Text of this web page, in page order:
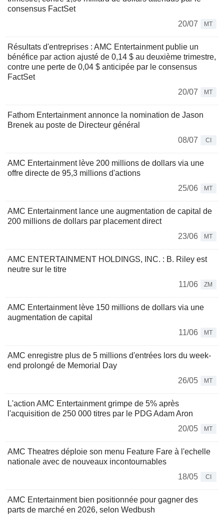
consensus FactSet
20/07
MT
Résultats d'entreprises : AMC Entertainment publie un
bénéfice par action ajusté de 0,14 $ au deuxième trimestre,
contre une perte de 0,04 $ anticipée par le consensus
FactSet
20/07
MT
Fathom Entertainment annonce la nomination de Jason
Brenek au poste de Directeur général
08/07
CI
AMC Entertainment lève 200 millions de dollars via une
offre directe de 95,3 millions d'actions
25/06
MT
AMC Entertainment lance une augmentation de capital de
200 millions de dollars par placement direct
23/06
MT
AMC ENTERTAINMENT HOLDINGS, INC. : B. Riley est
neutre sur le titre
11/06
ZM
AMC Entertainment lève 150 millions de dollars via une
augmentation de capital
11/06
MT
AMC enregistre plus de 5 millions d'entrées lors du week-
end prolongé de Memorial Day
26/05
MT
L'action AMC Entertainment grimpe de 5% après
l'acquisition de 250 000 titres par le PDG Adam Aron
20/05
MT
AMC Theatres déploie son menu Feature Fare à l'echelle
nationale avec de nouveaux incontournables
18/05
CI
AMC Entertainment bien positionnée pour gagner des
parts de marché en 2026, selon Wedbush